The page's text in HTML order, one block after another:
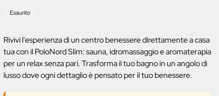
Etichetta
Esaurito
Rivivi l'esperienza di un centro benessere direttamente a casa
tua con il PoloNord Slim: sauna, idromassaggio e aromaterapia
per un relax senza pari. Trasforma il tuo bagno in un angolo di
lusso dove ogni dettaglio è pensato per il tuo benessere.